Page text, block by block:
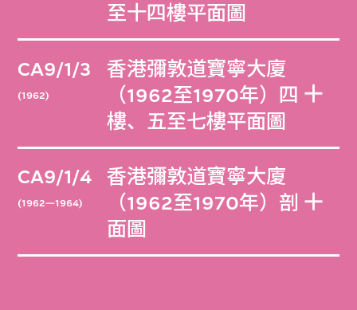
至十四樓平面圖
CA9/1/3
(1962)
香港彌敦道寶寧大廈
（1962至1970年）四
樓、五至七樓平面圖
CA9/1/4
(1962—1964)
香港彌敦道寶寧大廈
（1962至1970年）剖
面圖